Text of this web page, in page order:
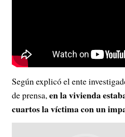
Según explicó el ente
de prensa,en la vivienda
cuartos la víctima con un